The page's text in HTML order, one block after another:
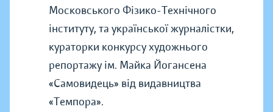
Московського Фізико-Технічного
інституту, та української журналістки,
кураторки конкурсу художнього
репортажу ім. Майка Йогансена
«Самовидець» від видавництва
«Темпора».